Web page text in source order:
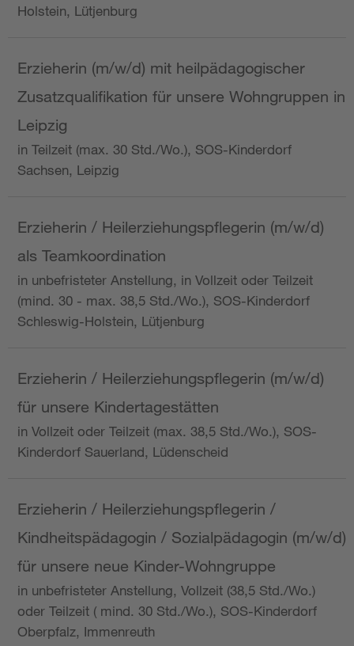
Holstein, Lütjenburg
Erzieherin (m/w/d) mit heilpädagogischer
Zusatzqualifikation für unsere Wohngruppen in
Leipzig
in Teilzeit (max. 30 Std./Wo.), SOS-Kinderdorf
Sachsen, Leipzig
Erzieherin / Heilerziehungspflegerin (m/w/d)
als Teamkoordination
in unbefristeter Anstellung, in Vollzeit oder Teilzeit
(mind. 30 - max. 38,5 Std./Wo.), SOS-Kinderdorf
Schleswig-Holstein, Lütjenburg
Erzieherin / Heilerziehungspflegerin (m/w/d)
für unsere Kindertagestätten
in Vollzeit oder Teilzeit (max. 38,5 Std./Wo.), SOS-
Kinderdorf Sauerland, Lüdenscheid
Erzieherin / Heilerziehungspflegerin /
Kindheitspädagogin / Sozialpädagogin (m/w/d)
für unsere neue Kinder-Wohngruppe
in unbefristeter Anstellung, Vollzeit (38,5 Std./Wo.)
oder Teilzeit ( mind. 30 Std./Wo.), SOS-Kinderdorf
Oberpfalz, Immenreuth